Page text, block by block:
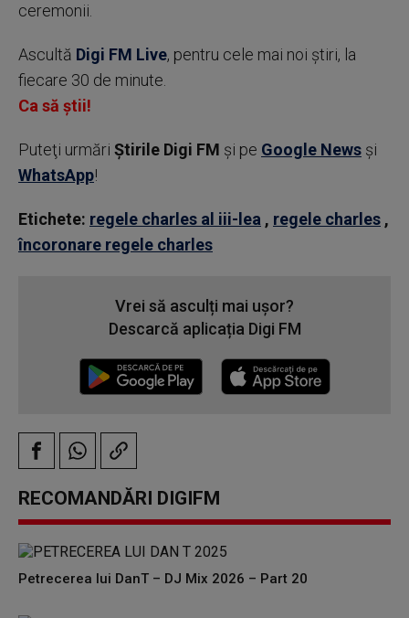
ceremonii.
Ascultă Digi FM Live, pentru cele mai noi știri, la
fiecare 30 de minute.
Ca să știi!
Puteţi urmări Știrile Digi FM şi pe Google News şi
WhatsApp!
Etichete: regele charles al iii-lea , regele charles ,
încoronare regele charles
Vrei să asculți mai ușor?
Descarcă aplicația Digi FM
RECOMANDĂRI DIGIFM
Petrecerea lui DanT – DJ Mix 2026 – Part 20